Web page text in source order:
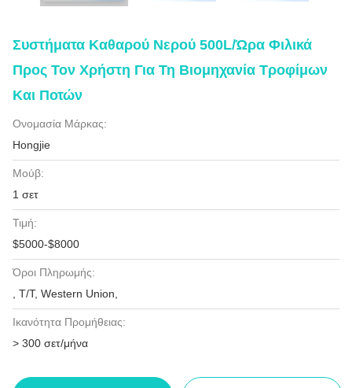
Συστήματα Καθαρού Νερού 500L/ώρα Φιλικά
Προς Τον Χρήστη Για Τη Βιομηχανία Τροφίμων
Και Ποτών
Ονομασία Μάρκας:
Hongjie
Μούβ:
1 σετ
Τιμή:
$5000-$8000
Όροι Πληρωμής:
, T/T, Western Union,
Ικανότητα Προμήθειας:
> 300 σετ/μήνα